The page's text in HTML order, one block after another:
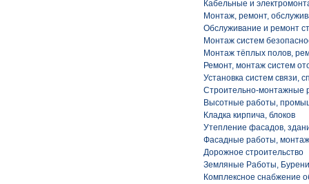
Кабельные и
Монтаж, ремонт,
Обслуживание и ремонт
Монтаж систем
Монтаж тёплых полов,
Ремонт, монтаж систем
Установка систем связи,
Строительно-монтажные
Высотные работы,
Кладка кирпича, блоков
Утепление фасадов,
Фасадные работы,
Дорожное строительство
Земляные Работы,
Комплексное снабжение